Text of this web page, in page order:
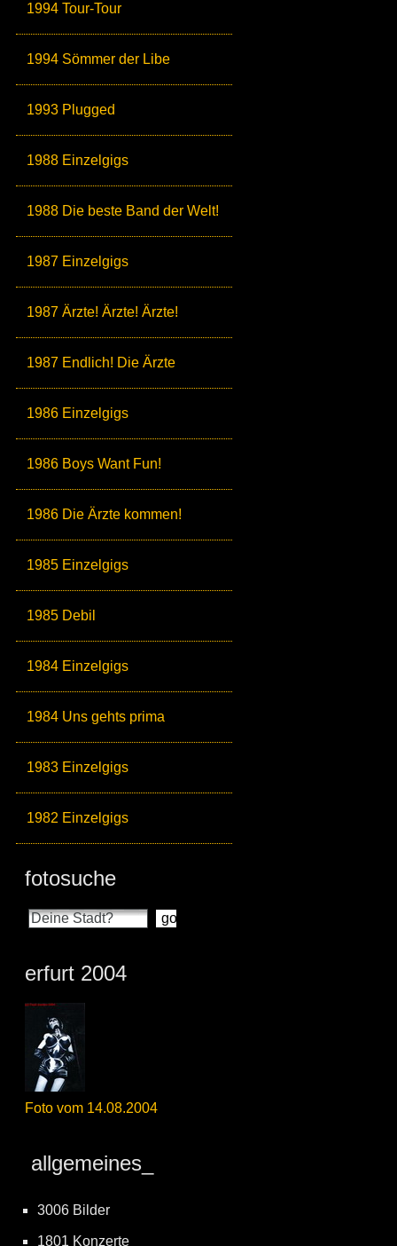
1994 Tour-Tour
1994 Sömmer der Libe
1993 Plugged
1988 Einzelgigs
1988 Die beste Band der Welt!
1987 Einzelgigs
1987 Ärzte! Ärzte! Ärzte!
1987 Endlich! Die Ärzte
1986 Einzelgigs
1986 Boys Want Fun!
1986 Die Ärzte kommen!
1985 Einzelgigs
1985 Debil
1984 Einzelgigs
1984 Uns gehts prima
1983 Einzelgigs
1982 Einzelgigs
fotosuche
erfurt 2004
Foto vom 14.08.2004
allgemeines_
3006 Bilder
1801 Konzerte